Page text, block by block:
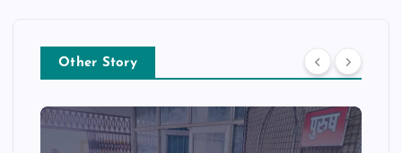
Other Story